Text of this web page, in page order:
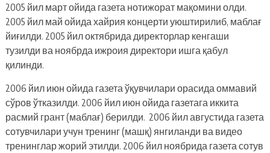
2005 йил март ойида газета нотижорат мақомини олди.
2005 йил май ойида хайрия концерти уюштирилиб, маблағ
йиғилди. 2005 йил октябрида директорлар кенгаши
тузилди ва ноябрда ижроия директори ишга қабул
қилинди.
2006 йил июн ойида газета ўқувчилари орасида оммавий
сўров ўтказилди. 2006 йил июн ойида газетага иккита
расмий грант (маблағ) берилди. 2006 йил августида газета
сотувчилари учун тренинг (машқ) янгиланди ва видео
тренинглар жорий этилди. 2006 йил ноябрида газета сотув